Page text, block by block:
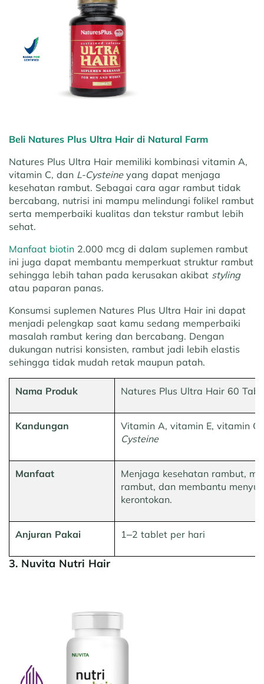
Beli Natures Plus Ultra Hair di Natural Farm
Natures Plus Ultra Hair memiliki kombinasi vitamin A,
vitamin C, dan L-Cysteineyang dapat menjaga
kesehatan rambut. Sebagai cara agar rambut tidak
bercabang, nutrisi ini mampu melindungi folikel rambut
serta memperbaiki kualitas dan tekstur rambut lebih
sehat.
Manfaat biotin 2.000 mcg di dalam suplemen rambut
ini juga dapat membantu memperkuat struktur rambut
sehingga lebih tahan pada kerusakan akibat styling
atau paparan panas.
Konsumsi suplemen Natures Plus Ultra Hair ini dapat
menjadi pelengkap saat kamu sedang memperbaiki
masalah rambut kering dan bercabang. Dengan
dukungan nutrisi konsisten, rambut jadi lebih elastis
sehingga tidak mudah retak maupun patah.
Nama Produk Natures Plus Ultra Hair 60
Kandungan
Vitamin A, vitamin E, vitamin
Cysteine
Manfaat
Menjaga kesehatan rambut,
rambut, dan membantu
kerontokan.
Anjuran Pakai 1–2 tablet per hari
3. Nuvita Nutri Hair